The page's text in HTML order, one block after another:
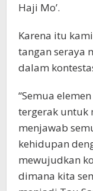
Haji Mo’.
Karena itu
tangan seraya
dalam
“Semua
tergerak untuk
menjawab
kehidupan
mewujudkan
dimana kita